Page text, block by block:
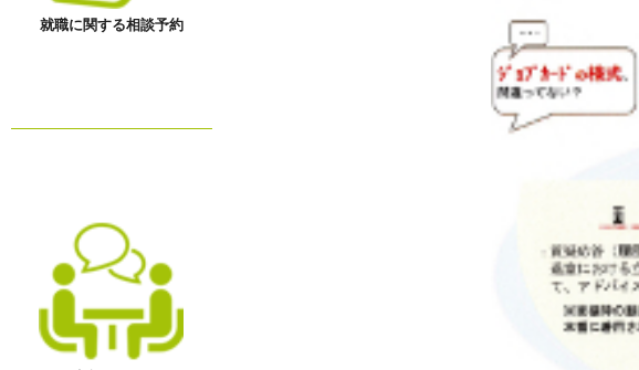
就職に関する相談予約